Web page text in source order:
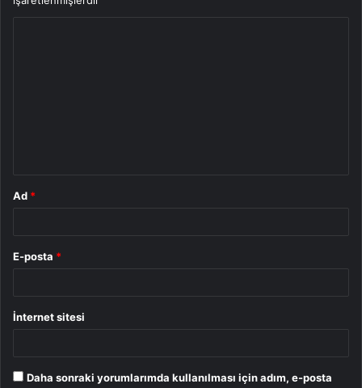
Ad *
E-posta *
İnternet sitesi
Daha sonraki yorumlarımda kullanılması için adım, e-posta